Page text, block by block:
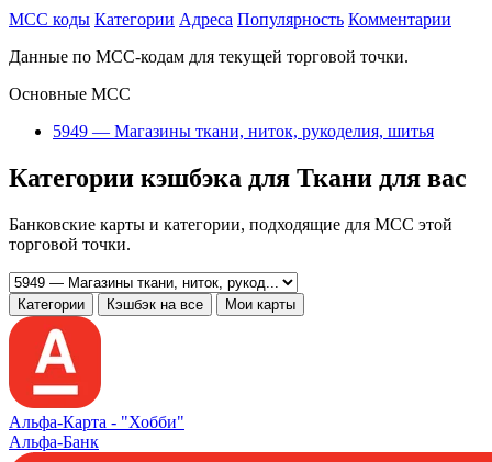
MCC коды Категории Адреса Популярность Комментарии
Данные по MCC-кодам для текущей торговой точки.
Основные MCC
5949 — Магазины ткани, ниток, рукоделия, шитья
Категории кэшбэка для Ткани для вас
Банковские карты и категории, подходящие для MCC этой
торговой точки.
Категории Кэшбэк на все Мои карты
Альфа‑Карта - "Хобби"
Альфа-Банк